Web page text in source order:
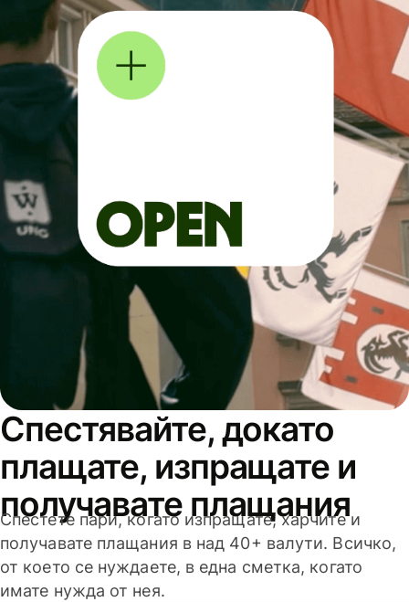
Спестявайте, докато
плащате, изпращате и
получавате плащания
Спестете пари, когато изпращате, харчите и
получавате плащания в над 40+ валути. Всичко,
от което се нуждаете, в една сметка, когато
имате нужда от нея.